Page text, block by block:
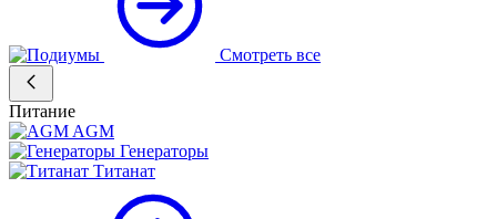
Смотреть все
Питание
AGM
Генераторы
Титанат